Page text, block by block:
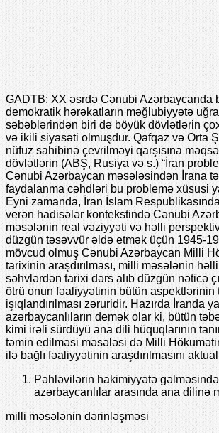
GADTB: XX əsrdə Cənubi Azərbaycanda
demokratik hərəkatların məğlubiyyətə
səbəblərindən biri də böyük dövlətlərin
və ikili siyasəti olmuşdur. Qafqaz və Orta
nüfuz sahibinə çevrilməyi qarşısına
dövlətlərin (ABŞ, Rusiya və s.) “İran
Cənubi Azərbaycan məsələsindən İrana
faydalanma cəhdləri bu problemə xüsusi
Eyni zamanda, İran İslam
verən hadisələr kontekstində Cənubi
məsələnin real vəziyyəti və həlli
düzgün təsəvvür əldə etmək üçün 1945-
mövcud olmuş Cənubi Azərbaycan Milli
tarixinin araşdırılması, milli məsələnin
səhvlərdən tarixi dərs alıb düzgün nəticə
ötrü onun fəaliyyətinin bütün aspektlərinin
işıqlandırılması zəruridir. Hazırda İranda
azərbaycanlıların demək olar ki, bütün
kimi irəli sürdüyü ana dili hüquqlarının
təmin edilməsi məsələsi də Milli
ilə bağlı fəaliyyətinin araşdırılmasını
Pəhləvilərin hakimiyyətə
azərbaycanlılar arasında ana dilinə
milli məsələnin dərinləşməsi